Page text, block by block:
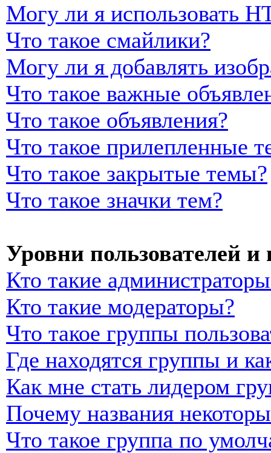
Могу ли я использовать
Что такое смайлики?
Могу ли я добавлять
Что такое важные
Что такое объявления?
Что такое прилепленные
Что такое закрытые темы?
Что такое значки тем?
Уровни пользователей
Кто такие
Кто такие модераторы?
Что такое группы
Где находятся группы и
Как мне стать лидером
Почему названия
Что такое группа по